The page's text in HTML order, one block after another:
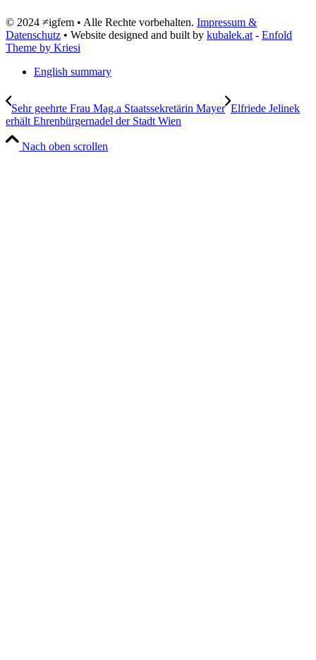
© 2024 ≠igfem • Alle Rechte vorbehalten. Impressum &
Datenschutz • Website designed and built by kubalek.at - Enfold
Theme by Kriesi
English summary
Sehr geehrte Frau Mag.a Staatssekretärin Mayer Elfriede Jelinek
erhält Ehrenbürgernadel der Stadt Wien
Nach oben scrollen